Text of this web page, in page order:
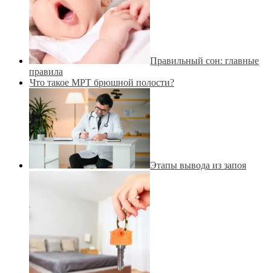
Правильный сон: главные
правила
Что такое МРТ брюшной полости?
Этапы вывода из запоя